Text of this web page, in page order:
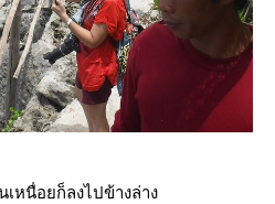
เหนื่อยก็ลงไปข้างล่าง